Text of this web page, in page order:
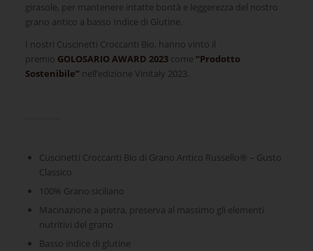
girasole, per mantenere intatte bontà e leggerezza del nostro
grano antico a basso Indice di Glutine.
I nostri Cuscinetti Croccanti Bio, hanno vinto il
premio GOLOSARIO AWARD 2023 come “Prodotto
Sostenibile” nell’edizione Vinitaly 2023.
Cuscinetti Croccanti Bio di Grano Antico Russello® – Gusto
Classico
100% Grano siciliano
Macinazione a pietra, preserva al massimo gli elementi
nutritivi del grano
Basso indice di glutine